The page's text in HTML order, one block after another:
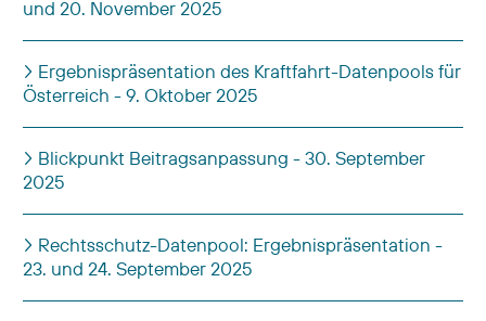
und 20. November 2025
Ergebnispräsentation des Kraftfahrt-Datenpools für
Österreich - 9. Oktober 2025
Blickpunkt Beitragsanpassung - 30. September
2025
Rechtsschutz-Datenpool: Ergebnispräsentation -
23. und 24. September 2025